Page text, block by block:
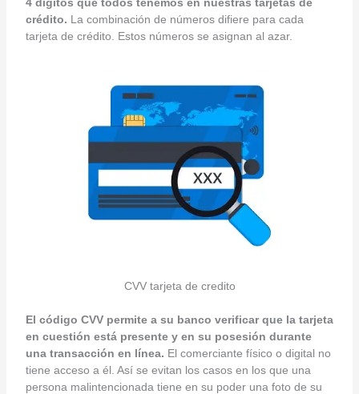
crédito. La combinación de números difiere para cada
tarjeta de crédito. Estos números se asignan al azar.
CVV tarjeta de credito
El código CVV permite a su banco verificar que la tarjeta
en cuestión está presente y en su posesión durante
una transacción en línea. El comerciante físico o digital no
tiene acceso a él. Así se evitan los casos en los que una
persona malintencionada tiene en su poder una foto de su